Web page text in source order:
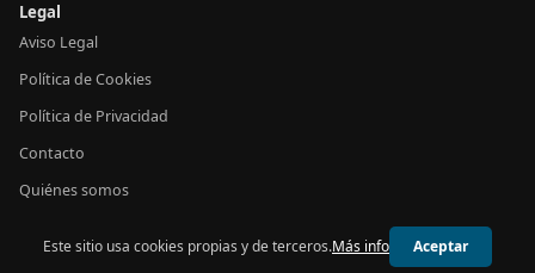
Legal
Aviso Legal
Política de Cookies
Política de Privacidad
Contacto
Quiénes somos
© 2026 24h Aragón
Este sitio usa cookies propias y de terceros.Más info Aceptar